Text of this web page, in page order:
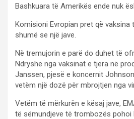
Bashkuara të Amerikës ende nuk
Komisioni Evropian pret që vaksina
shumë se një jave.
Në tremujorin e parë do duhet të
Ndryshe nga vaksinat e tjera në
Janssen, pjesë e koncernit
vetëm një dozë për mbrojtjen nga
Vetëm të mërkurën e kësaj jave,
të sëmundjeve të trombozës pohoi